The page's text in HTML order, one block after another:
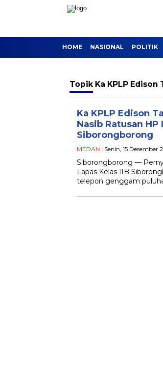
HOME NASIONAL POLITIK
Topik Ka KPLP
Ka KPLP Edison
Nasib Ratusan
Siborongborong
MEDAN | Senin, 15 Desember
Siborongborong —
Lapas Kelas IIB
telepon genggam